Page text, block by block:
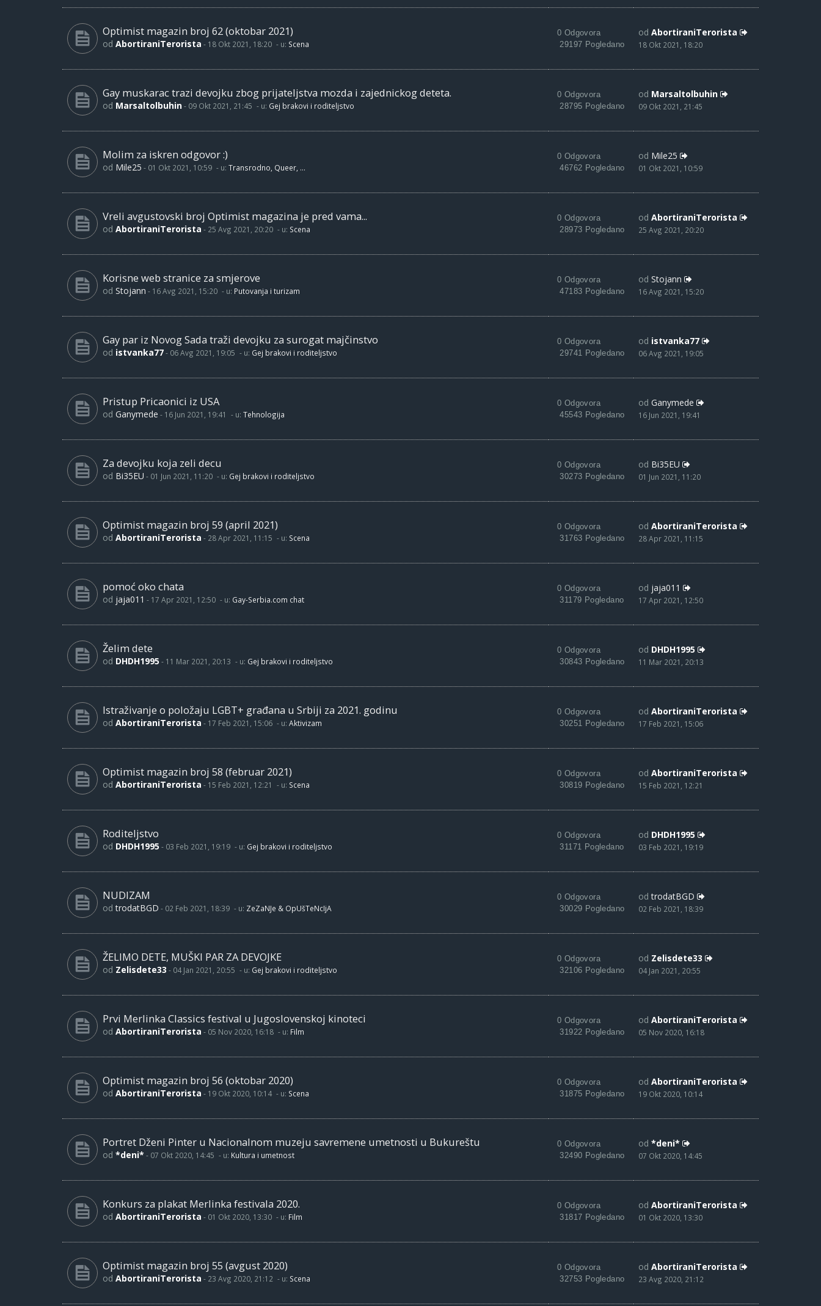
Optimist magazin broj 62 (oktobar 2021)
od AbortiraniTerorista - 18 Okt 2021, 18:20 - u: Scena
0 Odgovora
29197 Pogledano
od AbortiraniTerorista
18 Okt 2021, 18:20
Gay muskarac trazi devojku zbog prijateljstva mozda i zajednickog deteta.
od Marsaltolbuhin- 09 Okt 2021, 21:45 - u: Gej brakovi i roditeljstvo
0 Odgovora
28795 Pogledano
od Marsaltolbuhin
09 Okt 2021, 21:45
Molim za iskren odgovor :)
od Mile25 - 01 Okt 2021, 10:59 - u: Transrodno, Queer, ...
0 Odgovora
46762 Pogledano
od Mile25
01 Okt 2021, 10:59
Vreli avgustovski broj Optimist magazina je pred vama...
od AbortiraniTerorista - 25 Avg 2021, 20:20 - u: Scena
0 Odgovora
28973 Pogledano
od AbortiraniTerorista
25 Avg 2021, 20:20
Korisne web stranice za smjerove
od Stojann - 16 Avg 2021, 15:20 - u: Putovanja i turizam
0 Odgovora
47183 Pogledano
od Stojann
16 Avg 2021, 15:20
Gay par iz Novog Sada traži devojku za surogat majčinstvo
od istvanka77- 06 Avg 2021, 19:05 - u: Gej brakovi i roditeljstvo
0 Odgovora
29741 Pogledano
od istvanka77
06 Avg 2021, 19:05
Pristup Pricaonici iz USA
od Ganymede - 16 Jun 2021, 19:41 - u: Tehnologija
0 Odgovora
45543 Pogledano
od Ganymede
16 Jun 2021, 19:41
Za devojku koja zeli decu
od Bi35EU - 01 Jun 2021, 11:20 - u: Gej brakovi i roditeljstvo
0 Odgovora
30273 Pogledano
od Bi35EU
01 Jun 2021, 11:20
Optimist magazin broj 59 (april 2021)
od AbortiraniTerorista - 28 Apr 2021, 11:15 - u: Scena
0 Odgovora
31763 Pogledano
od AbortiraniTerorista
28 Apr 2021, 11:15
pomoć oko chata
od jaja011 - 17 Apr 2021, 12:50 - u: Gay-Serbia.com chat
0 Odgovora
31179 Pogledano
od jaja011
17 Apr 2021, 12:50
Želim dete
od DHDH1995 - 11 Mar 2021, 20:13 - u: Gej brakovi i roditeljstvo
0 Odgovora
30843 Pogledano
od DHDH1995
11 Mar 2021, 20:13
Istraživanje o položaju LGBT+ građana u Srbiji za 2021. godinu
od AbortiraniTerorista - 17 Feb 2021, 15:06 - u: Aktivizam
0 Odgovora
30251 Pogledano
od AbortiraniTerorista
17 Feb 2021, 15:06
Optimist magazin broj 58 (februar 2021)
od AbortiraniTerorista - 15 Feb 2021, 12:21 - u: Scena
0 Odgovora
30819 Pogledano
od AbortiraniTerorista
15 Feb 2021, 12:21
Roditeljstvo
od DHDH1995 - 03 Feb 2021, 19:19 - u: Gej brakovi i roditeljstvo
0 Odgovora
31171 Pogledano
od DHDH1995
03 Feb 2021, 19:19
NUDIZAM
odtrodatBGD - 02 Feb 2021, 18:39 - u: ZeZaNJe & OpUšTeNcIjA
0 Odgovora
30029 Pogledano
odtrodatBGD
02 Feb 2021, 18:39
ŽELIMO DETE, MUŠKI PAR ZA DEVOJKE
od Zelisdete33 - 04 Jan 2021, 20:55 - u: Gej brakovi i roditeljstvo
0 Odgovora
32106 Pogledano
od Zelisdete33
04 Jan 2021, 20:55
Prvi Merlinka Classics festival u Jugoslovenskoj kinoteci
od AbortiraniTerorista - 05 Nov 2020, 16:18 - u: Film
0 Odgovora
31922 Pogledano
od AbortiraniTerorista
05 Nov 2020, 16:18
Optimist magazin broj 56 (oktobar 2020)
od AbortiraniTerorista - 19 Okt 2020, 10:14 - u: Scena
0 Odgovora
31875 Pogledano
od AbortiraniTerorista
19 Okt 2020, 10:14
Portret Dženi Pinter u Nacionalnom muzeju savremene umetnosti u Bukureštu
od *deni* - 07 Okt 2020, 14:45 - u: Kultura i umetnost
0 Odgovora
32490 Pogledano
od *deni*
07 Okt 2020, 14:45
Konkurs za plakat Merlinka festivala 2020.
od AbortiraniTerorista - 01 Okt 2020, 13:30 - u: Film
0 Odgovora
31817 Pogledano
od AbortiraniTerorista
01 Okt 2020, 13:30
Optimist magazin broj 55 (avgust 2020)
od AbortiraniTerorista - 23 Avg 2020, 21:12 - u: Scena
0 Odgovora
32753 Pogledano
od AbortiraniTerorista
23 Avg 2020, 21:12